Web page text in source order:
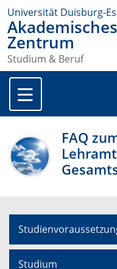
Universität Duisburg-
Zentrum
Studium & Beruf
FAQ
Studium